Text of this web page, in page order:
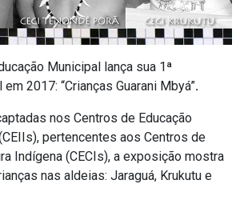
Municipal lança sua 1ª
2017: “Crianças Guarani Mbyá”.
nos Centros de Educação
pertencentes aos Centros de
Indígena (CECIs), a exposição mostra
nas aldeias: Jaraguá, Krukutu e